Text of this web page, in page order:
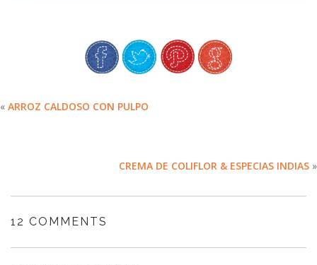
« ARROZ CALDOSO CON PULPO
CREMA DE COLIFLOR & ESPECIAS INDIAS »
12 COMMENTS